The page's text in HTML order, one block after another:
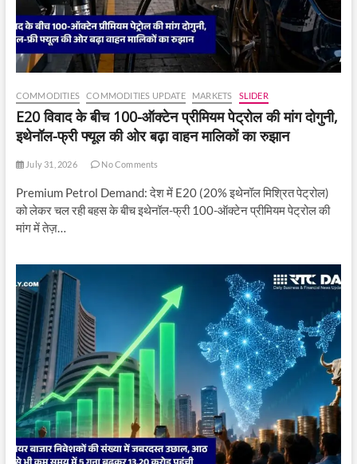
COMMODITIES COMMODITIES UPDATE MARKETS SLIDER
E20 विवाद के बीच 100-ऑक्टेन प्रीमियम पेट्रोल की मांग दोगुनी,
इथेनॉल-फ्री फ्यूल की ओर बढ़ा वाहन मालिकों का रुझान
July 31, 2026 No Comments
Premium Petrol Demand: देश में E20 (20% इथेनॉल मिश्रित पेट्रोल)
को लेकर चल रही बहस के बीच इथेनॉल-फ्री 100-ऑक्टेन प्रीमियम पेट्रोल की
मांग में तेज़…